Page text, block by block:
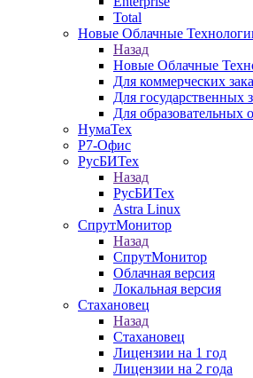
Total
Новые Облачные
Назад
Новые Облачные
Для коммерческих
Для государственных
Для образовательных
НумаТех
Р7-Офис
РусБИТех
Назад
РусБИТех
Astra Linux
СпрутМонитор
Назад
СпрутМонитор
Облачная версия
Локальная версия
Стахановец
Назад
Стахановец
Лицензии на 1 год
Лицензии на 2 года